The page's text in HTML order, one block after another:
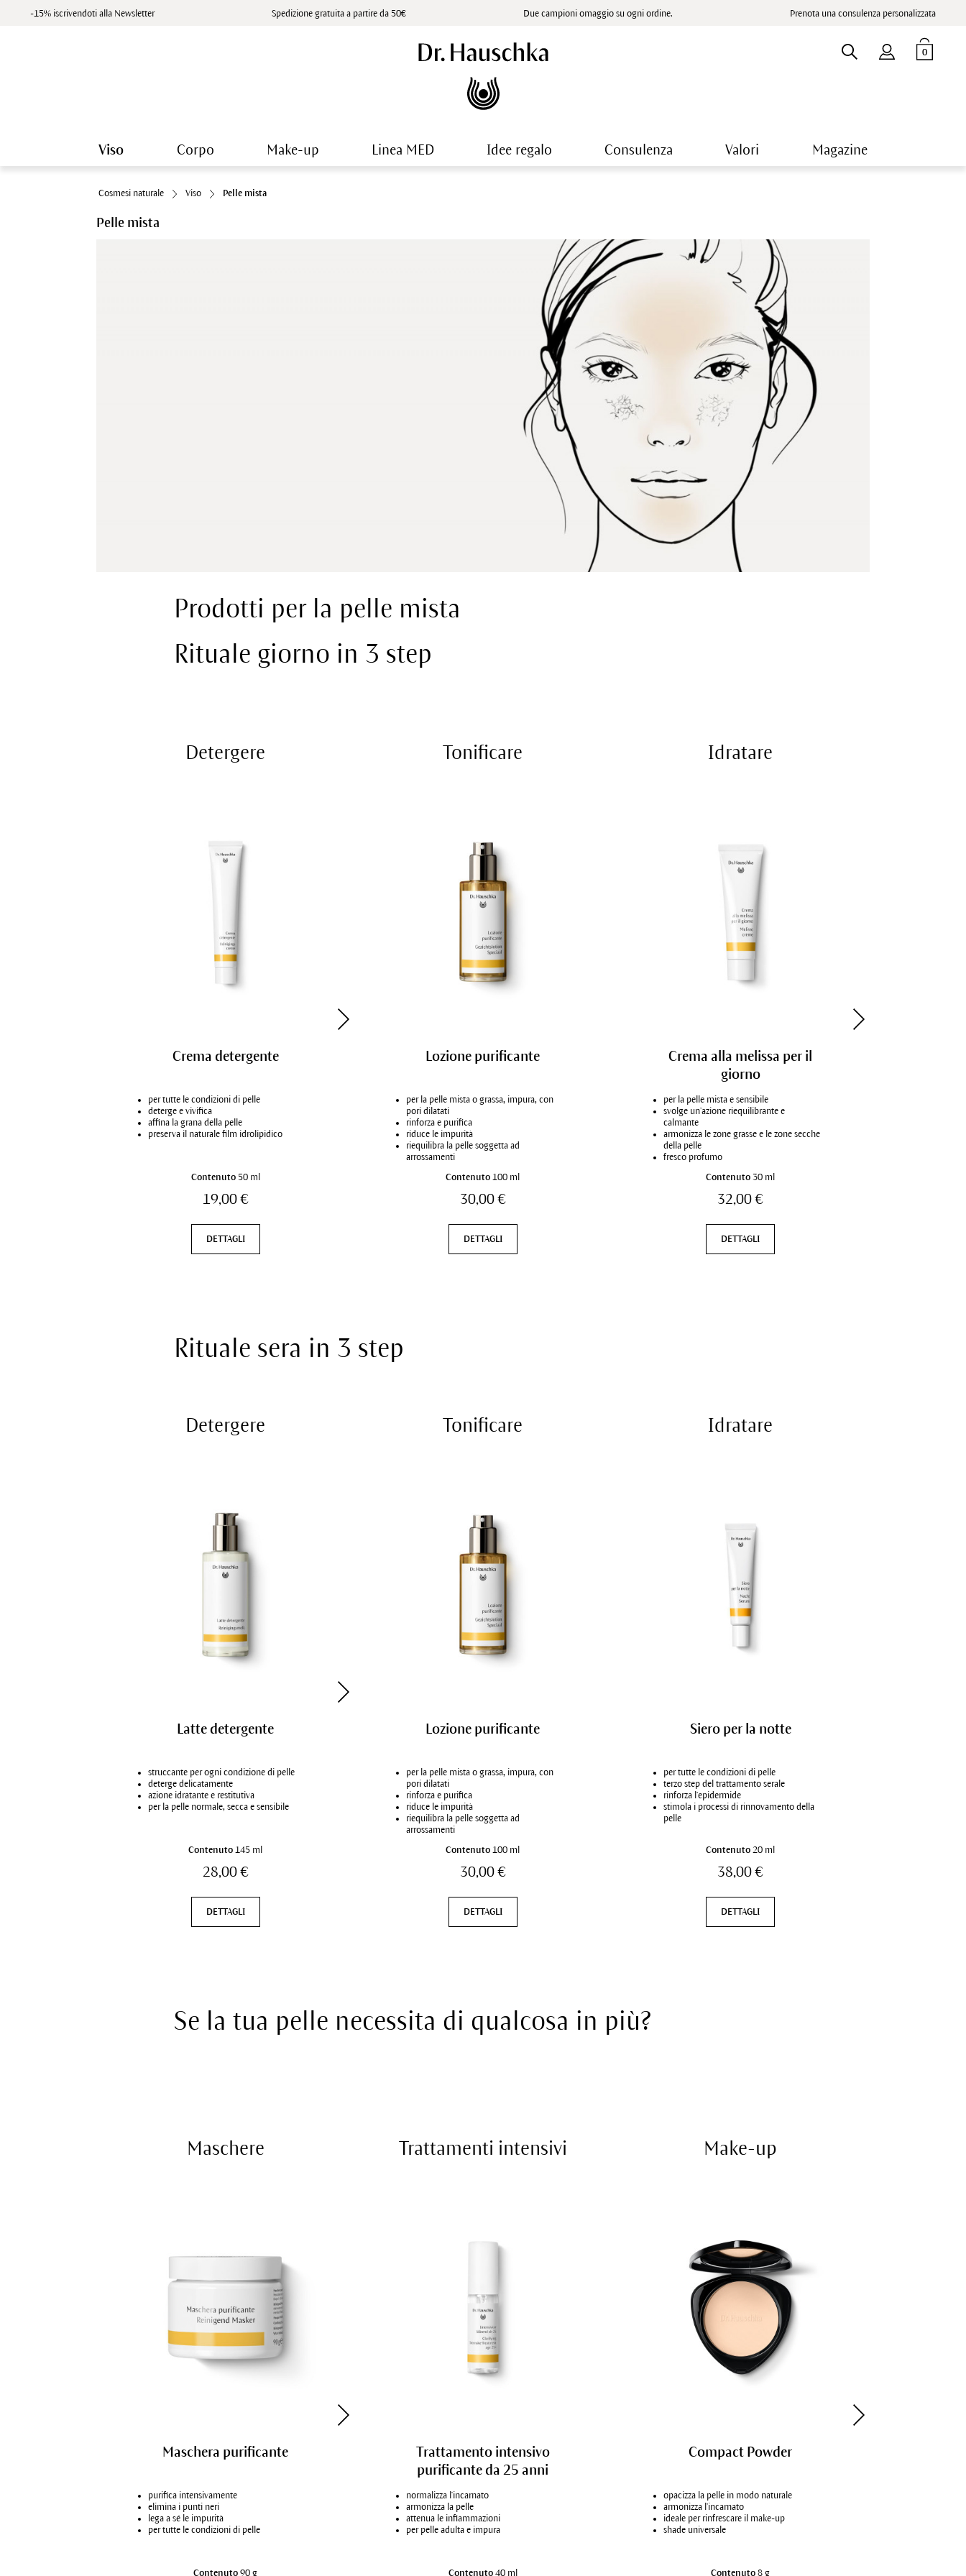
-15% iscrivendoti alla Newsletter Spedizione gratuita a partire da 50€ Due campioni omaggio su ogni ordine. Prenota una consulenza personalizzata
0
Viso Corpo Make-up Linea MED Idee regalo Consulenza Valori Magazine
Cosmesi naturale Viso Pelle mista
Pelle mista
Prodotti per la pelle mista
Rituale giorno in 3 step
Detergere
Crema detergente
per tutte le condizioni di pelle
deterge e vivifica
affina la grana della pelle
preserva il naturale film idrolipidico
Contenuto 50 ml
19,00 €
DETTAGLI
Balsamo detergente
per tutte le condizioni di pelle
pulisce a fondo, nutre delicatamente
rimuove il make-up leggero
texture rinfrescante gel to milk
Contenuto75 ml
22,00 €
DETTAGLI
Tonificare
Lozione purificante
per la pelle mista o grassa, impura, con
pori dilatati
rinforza e purifica
riduce le impurità
riequilibra la pelle soggetta ad
arrossamenti
Contenuto 100 ml
30,00 €
DETTAGLI
Idratare
Crema alla melissa per il
giorno
per la pelle mista e sensibile
svolge un’azione riequilibrante e
calmante
armonizza le zone grasse e le zone secche
della pelle
fresco profumo
Contenuto30 ml
32,00 €
DETTAGLI
Rituale sera in 3 step
Detergere
Latte detergente
struccante per ogni condizione di pelle
deterge delicatamente
azione idratante e restitutiva
per la pelle normale, secca e sensibile
Contenuto 145 ml
28,00 €
DETTAGLI
Struccante per gli occhi
rimuove delicatamente il make-up dagli
occhi
formula bifasica
con eufrasia, rosa e finocchio
per tutte le condizioni di pelle
Contenuto75 ml
29,00 €
DETTAGLI
Crema detergente
per tutte le condizioni di pelle
deterge e vivifica
affina la grana della pelle
preserva il naturale film idrolipidico
Contenuto50 ml
19,00 €
DETTAGLI
Tonificare
Lozione purificante
per la pelle mista o grassa, impura, con
pori dilatati
rinforza e purifica
riduce le impurità
riequilibra la pelle soggetta ad
arrossamenti
Contenuto 100 ml
30,00 €
DETTAGLI
Idratare
Siero per la notte
per tutte le condizioni di pelle
terzo step del trattamento serale
rinforza l’epidermide
stimola i processi di rinnovamento della
pelle
Contenuto 20 ml
38,00 €
DETTAGLI
Se la tua pelle necessita di qualcosa in più?
Maschere
Maschera purificante
purifica intensivamente
elimina i punti neri
lega a sé le impurità
per tutte le condizioni di pelle
Contenuto90 g
Maschera rivitalizzante
rinfresca e tonifica
affina l'incarnato
adatta anche come trattamento dopo
sole
Contenuto30 ml
Trattamenti intensivi
Trattamento intensivo
purificante da 25 anni
normalizza l'incarnato
armonizza la pelle
attenua le infiammazioni
per pelle adulta e impura
Contenuto 40 ml
Make-up
Compact Powder
opacizza la pelle in modo naturale
armonizza l’incarnato
ideale per rinfrescare il make-up
shade universale
Contenuto8 g